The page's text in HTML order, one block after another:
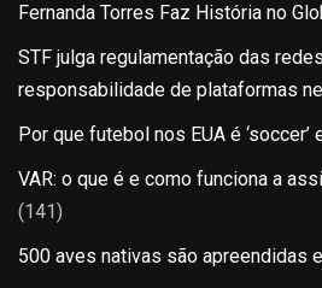
Fernanda Torres Faz História no
STF julga regulamentação das
responsabilidade de plataformas
Por que futebol nos EUA é ‘soccer’
VAR: o que é e como funciona a
(141)
500 aves nativas são apreendidas